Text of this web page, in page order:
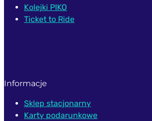
Kolejki PIKO
Ticket to Ride
Informacje
Sklep stacjonarny
Karty podarunkowe